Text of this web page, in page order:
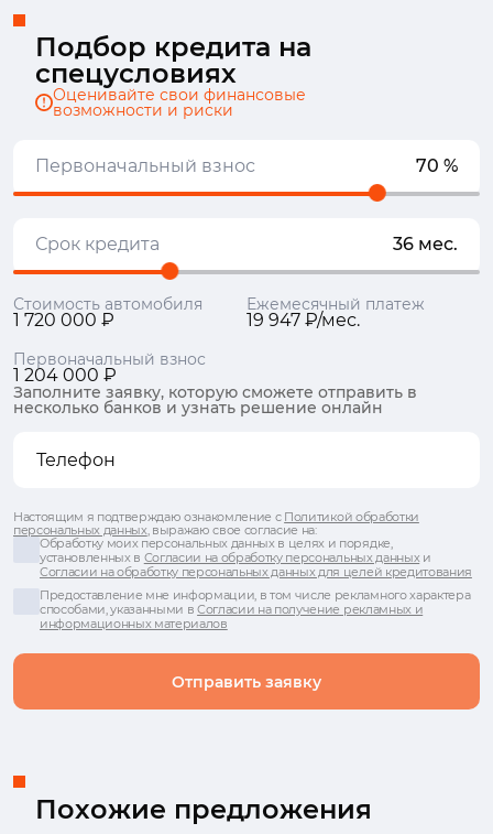
Подбор кредита на
спецусловиях
Оценивайте свои финансовые
возможности и риски
Первоначальный взнос 70 %
Срок кредита 36 мес.
Стоимость автомобиля
1 720 000 ₽
Ежемесячный платеж
19 947 ₽/мес.
Первоначальный взнос
1 204 000 ₽
Заполните заявку, которую сможете отправить в
несколько банков и узнать решение онлайн
Отправить заявку
Настоящим я подтверждаю ознакомление с Политикой обработки
персональных данных, выражаю свое согласие на:
Обработку моих персональных данных в целях и порядке,
установленных в Согласии на обработку персональных данныхи
Согласии на обработку персональных данных для целей кредитования
Предоставление мне информации, в том числе рекламного характера
способами, указанными вСогласии на получение рекламных и
информационных материалов
Похожие предложения